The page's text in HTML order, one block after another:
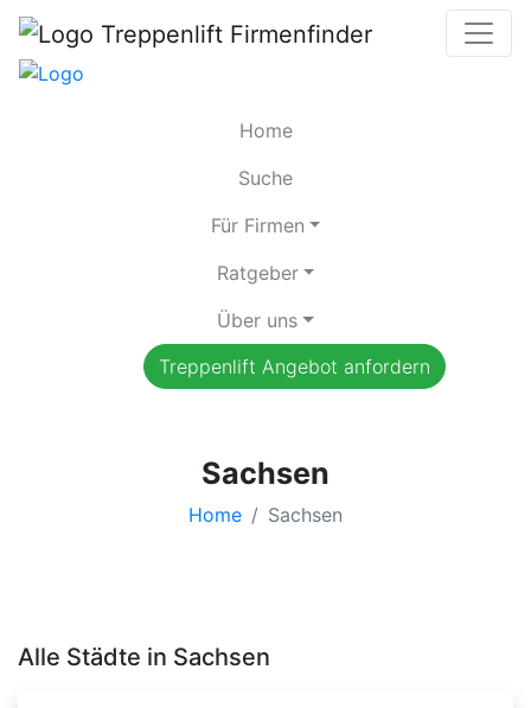
Home
Suche
Für Firmen
Ratgeber
Über uns
Treppenlift Angebot anfordern
Sachsen
Home Sachsen
Alle Städte in Sachsen